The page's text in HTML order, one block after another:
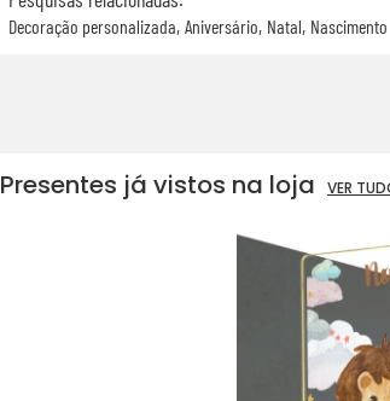
Decoração personalizada Aniversário Natal Nascimento
Presentes já vistos na loja VER